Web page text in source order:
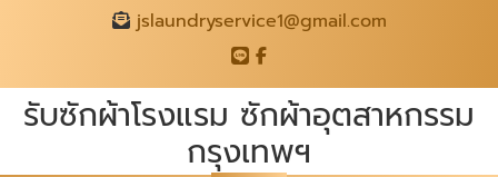
jslaundryservice1@gmail.com
รับซักผ้าโรงแรม ซักผ้าอุตสาหกรรม
กรุงเทพฯ